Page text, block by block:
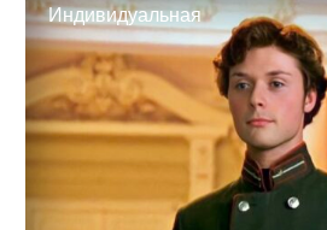
Индивидуальная